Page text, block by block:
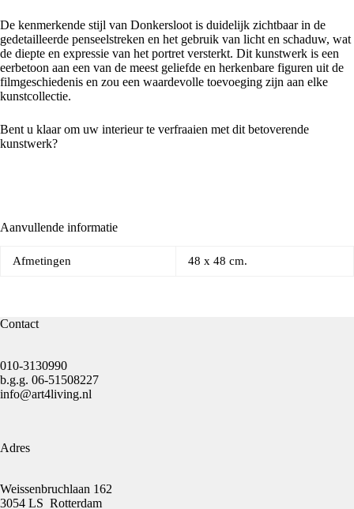
De kenmerkende stijl van Donkersloot is duidelijk zichtbaar in de
gedetailleerde penseelstreken en het gebruik van licht en schaduw, wat
de diepte en expressie van het portret versterkt. Dit kunstwerk is een
eerbetoon aan een van de meest geliefde en herkenbare figuren uit de
filmgeschiedenis en zou een waardevolle toevoeging zijn aan elke
kunstcollectie.
Bent u klaar om uw interieur te verfraaien met dit betoverende
kunstwerk?
Aanvullende informatie
Afmetingen 48 x 48 cm.
Contact
010-3130990
b.g.g. 06-51508227
info@art4living.nl
Adres
Weissenbruchlaan 162
3054 LS Rotterdam